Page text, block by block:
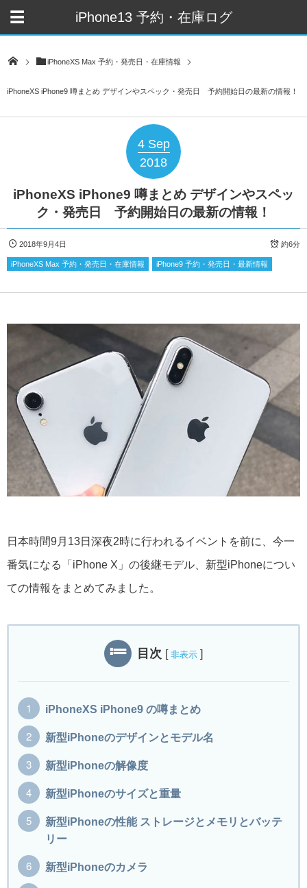
iPhone13 予約・在庫ログ
iPhoneXS Max 予約・発売日・在庫情報
iPhoneXS iPhone9 噂まとめ デザインやスペック・発売日 予約開始日の最新の情報！
4 Sep
2018
iPhoneXS iPhone9 噂まとめ デザインやスペッ
ク・発売日 予約開始日の最新の情報！
2018年9月4日 約6分
iPhoneXS Max 予約・発売日・在庫情報 iPhone9 予約・発売日・最新情報
日本時間9月13日深夜2時に行われるイベントを前に、今一
番気になる「iPhone X」の後継モデル、新型iPhoneについ
ての情報をまとめてみました。
目次 [ 非表示 ]
iPhoneXS iPhone9 の噂まとめ
新型iPhoneのデザインとモデル名
新型iPhoneの解像度
新型iPhoneのサイズと重量
新型iPhoneの性能 ストレージとメモリとバッテ
リー
新型iPhoneのカメラ